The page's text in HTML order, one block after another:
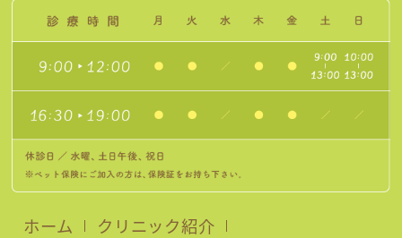
ホーム
クリニック紹介